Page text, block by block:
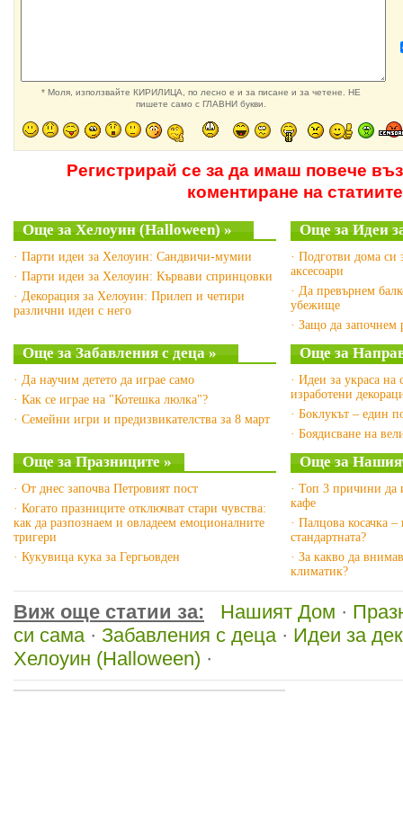
* Моля, използвайте КИРИЛИЦА, по лесно е и за писане и за четене. НЕ
пишете само с ГЛАВНИ букви.
Регистрирай се за да имаш повече
коментиране на статиите
Още за Хелоуин (Halloween) »
· Парти идеи за Хелоуин: Сандвичи-мумии
· Парти идеи за Хелоуин: Кървави спринцовки
· Декорация за Хелоуин: Прилеп и четири
различни идеи с него
Още за Идеи
· Подготви дома си
аксесоари
· Да превърнем
убежище
· Защо да започнем
Още за Забавления с деца »
· Да научим детето да играе само
· Как се играе на "Котешка люлка"?
· Семейни игри и предизвикателства за 8 март
Още за
· Идеи за украса на
изработени
· Боклукът – един
· Боядисване на
Още за Празниците »
· От днес започва Петровият пост
· Когато празниците отключват стари чувства:
как да разпознаем и овладеем емоционалните
тригери
· Кукувица кука за Гергьовден
Още за
· Топ 3 причини да
кафе
· Палцова косачка
стандартната?
· За какво да
климатик?
Виж още статии за: Нашият Дом ·
си сама· Забавления с деца· Идеи за
Хелоуин (Halloween) ·